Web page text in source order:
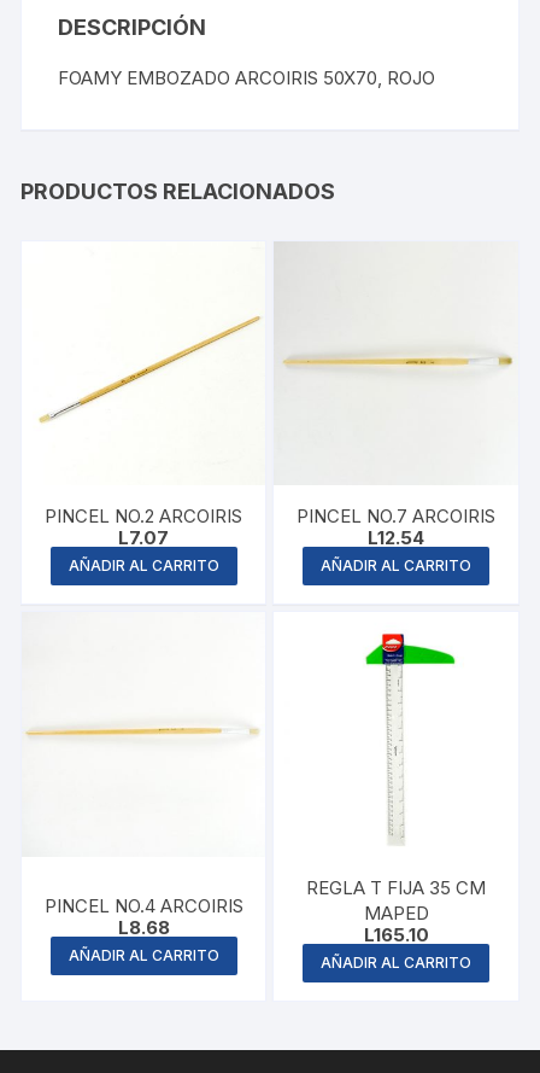
DESCRIPCIÓN
FOAMY EMBOZADO ARCOIRIS 50X70, ROJO
PRODUCTOS RELACIONADOS
PINCEL NO.2 ARCOIRIS
L7.07
AÑADIR AL CARRITO
PINCEL NO.7 ARCOIRIS
L12.54
AÑADIR AL CARRITO
PINCEL NO.4 ARCOIRIS
L8.68
AÑADIR AL CARRITO
REGLA T FIJA 35 CM
MAPED
L165.10
AÑADIR AL CARRITO